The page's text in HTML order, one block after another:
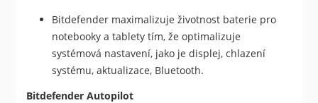
Bitdefender maximalizuje životnost baterie pro
notebooky a tablety tím, že optimalizuje
systémová nastavení, jako je displej, chlazení
systému, aktualizace, Bluetooth.
Bitdefender Autopilot